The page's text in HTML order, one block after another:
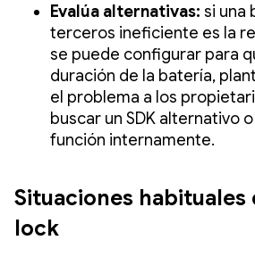
Evalúa alternativas: si una
terceros ineficiente es la
se puede configurar para
duración de la batería,
el problema a los
buscar un SDK alternativo
función internamente.
Situaciones habituales
lock